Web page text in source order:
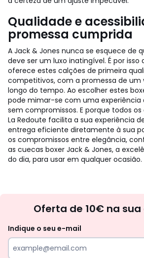
Qualidade e
promessa cumprida
A Jack & Jones nunca se esquece de
deve ser um luxo inatingível. É por isso
oferece estes calções de primeira
competitivos, com a promessa de um
longo do tempo. Ao escolher estes
pode mimar-se com uma experiência
sem compromissos. E porque todos
La Redoute facilita a sua experiência
entrega eficiente diretamente à sua
os compromissos entre elegância,
as cuecas boxer Jack & Jones, a
do dia, para usar em qualquer ocasião.
Oferta de 10€ na
Indique o seu e-mail